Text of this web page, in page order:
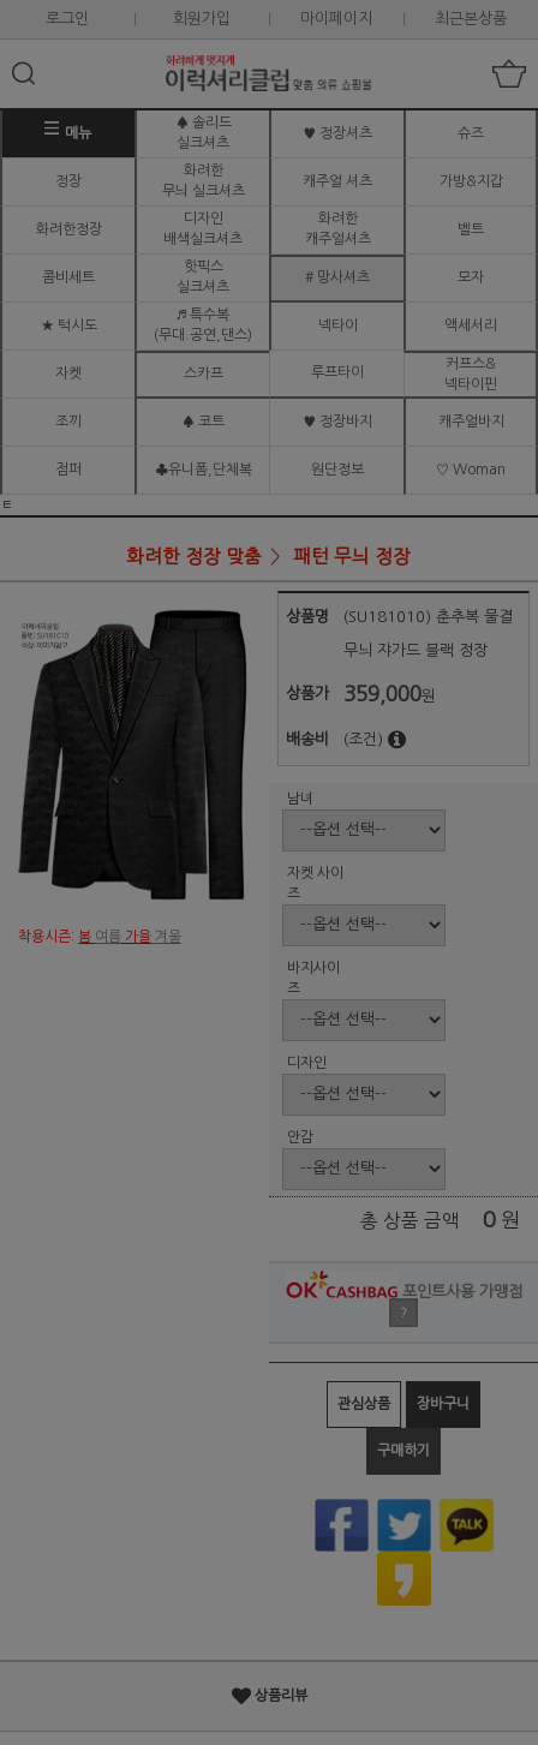
로그인 회원가입 마이페이지 최근본상품
메뉴
♠ 솔리드
실크셔츠
♥ 정장셔츠 슈즈
정장
화려한
무늬 실크셔츠
캐주얼 셔츠 가방&지갑
화려한정장
디자인
배색실크셔츠
화려한
캐주얼셔츠
벨트
콤비세트
핫픽스
실크셔츠
# 망사셔츠 모자
★ 턱시도
♬ 특수복
(무대.공연,댄스)
넥타이 액세서리
자켓 스카프 루프타이
커프스&
넥타이핀
조끼 ♠ 코트 ♥ 정장바지 캐주얼바지
점퍼 ♣유니폼,단체복 원단정보 ♡ Woman
ㅌ
화려한 정장 맞춤 패턴 무늬 정장
착용시즌: 봄 여름 가을 겨울
상품명 (SU181010) 춘추복 물결
무늬 쟈가드 블랙 정장
상품가 359,000원
배송비 (조건)
남녀
자켓 사이
즈
바지사이
즈
디자인
안감
총 상품 금액 0 원
포인트사용 가맹점
?
관심상품 장바구니
구매하기
상품리뷰